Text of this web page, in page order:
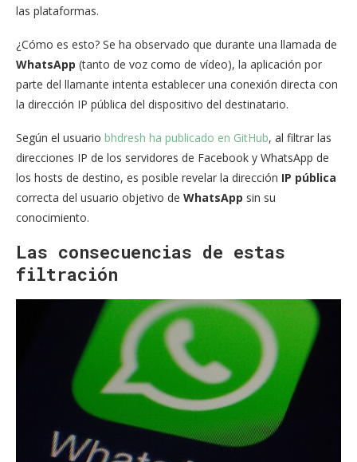
las plataformas.
¿Cómo es esto? Se ha observado que durante una llamada de
WhatsApp (tanto de voz como de vídeo), la aplicación por
parte del llamante intenta establecer una conexión directa con
la dirección IP pública del dispositivo del destinatario.
Según el usuario bhdresh ha publicado en GitHub, al filtrar las
direcciones IP de los servidores de Facebook y WhatsApp de
los hosts de destino, es posible revelar la dirección IP pública
correcta del usuario objetivo de WhatsApp sin su
conocimiento.
Las consecuencias de estas
filtración